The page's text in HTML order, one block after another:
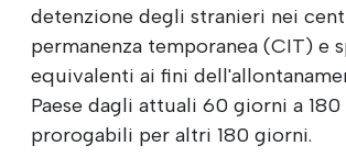
detenzione degli stranieri nei
permanenza temporanea (CIT) e
equivalenti ai fini
Paese dagli attuali 60 giorni a
prorogabili per altri 180 giorni.